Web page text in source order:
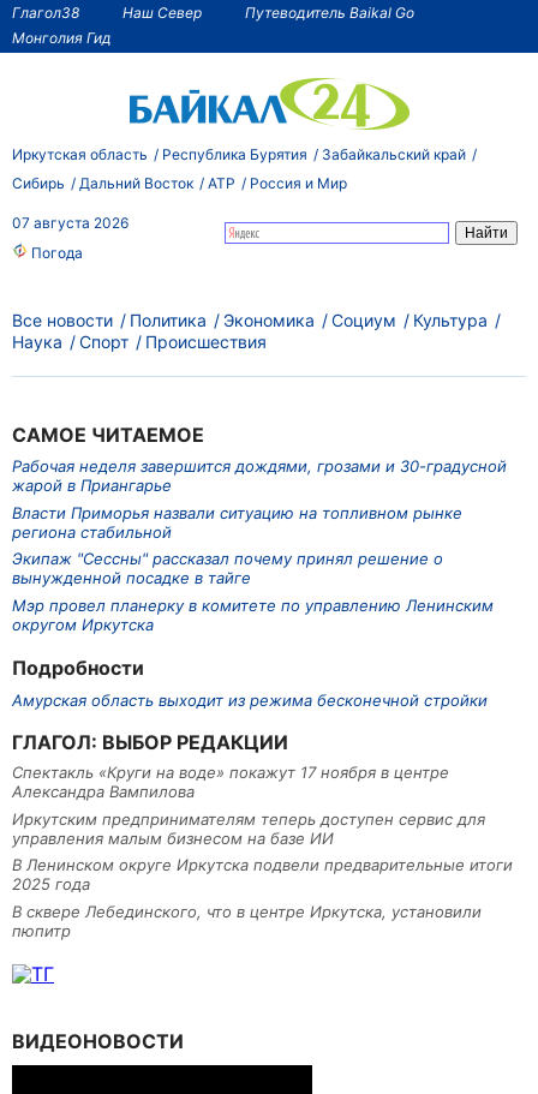
Глагол38 Наш Север
Путеводитель Baikal Go
Монголия Гид
Иркутская область Республика Бурятия
Забайкальский край
Сибирь
Дальний Восток АТР Россия и Мир
07 августа 2026
Погода
САМОЕ ЧИТАЕМОЕ
Рабочая неделя завершится дождями, грозами и 30-градусной
жарой в Приангарье
Власти Приморья назвали ситуацию на топливном рынке
региона стабильной
Экипаж "Сессны" рассказал почему принял решение о
вынужденной посадке в тайге
Мэр провел планерку в комитете по управлению Ленинским
округом Иркутска
Подробности
Амурская область выходит из режима бесконечной стройки
ГЛАГОЛ: ВЫБОР РЕДАКЦИИ
Спектакль «Круги на воде» покажут 17 ноября в центре
Александра Вампилова
Иркутским предпринимателям теперь доступен сервис для
управления малым бизнесом на базе ИИ
В Ленинском округе Иркутска подвели предварительные итоги
2025 года
В сквере Лебединского, что в центре Иркутска, установили
пюпитр
Все новости Политика Экономика Социум
Культура
Наука
Спорт Происшествия
ВИДЕОНОВОСТИ